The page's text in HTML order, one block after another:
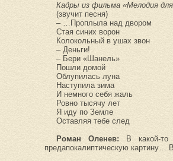
Кадры из фильма «Мелодия
(звучит песня)
– …Проплыла над двором
Стая синих ворон
Колокольный в ушах звон
– Деньги!
– Бери «Шанель»
Пошли домой
Облупилась луна
Наступила зима
И немного себя жаль
Ровно тысячу лет
Я иду по Земле
Оставляя тебе след
Роман Оленев:В какой-то
предапокалиптическую картину…